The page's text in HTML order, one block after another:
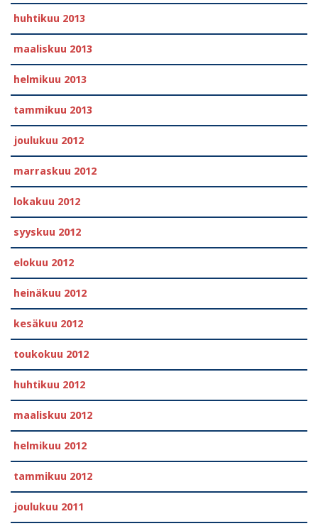
huhtikuu 2013
maaliskuu 2013
helmikuu 2013
tammikuu 2013
joulukuu 2012
marraskuu 2012
lokakuu 2012
syyskuu 2012
elokuu 2012
heinäkuu 2012
kesäkuu 2012
toukokuu 2012
huhtikuu 2012
maaliskuu 2012
helmikuu 2012
tammikuu 2012
joulukuu 2011